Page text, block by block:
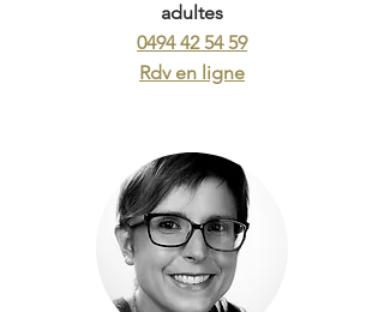
adultes
0494 42 54 59
Rdv en ligne